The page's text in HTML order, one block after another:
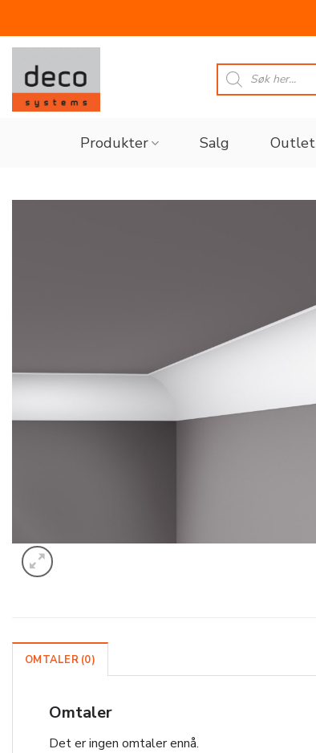
Skip
content
Products
search
Produkter Salg Outlet
OMTALER (0)
Omtaler
Det er ingen omtaler ennå.